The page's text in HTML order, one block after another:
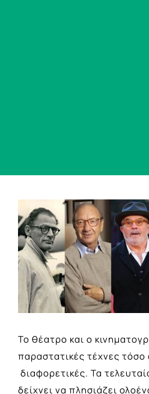
View
Larger
Image
Το θέατρο και ο
παραστατικές τέχνες τόσο
διαφορετικές. Τα
δείχνει να πλησιάζει